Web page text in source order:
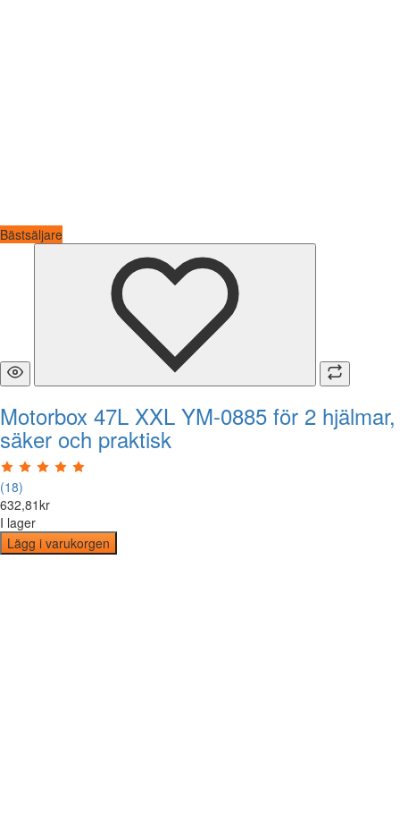
Bästsäljare
Motorbox 47L XXL YM-0885 för 2 hjälmar,
säker och praktisk
(18)
632,81kr
I lager
Lägg i varukorgen